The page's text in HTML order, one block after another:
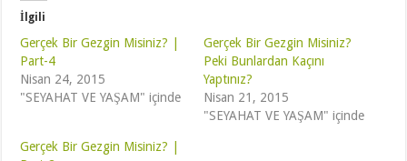
İlgili
Gerçek Bir Gezgin Misiniz? |
Part-4
Nisan 24, 2015
"SEYAHAT VE YAŞAM" içinde
Gerçek Bir Gezgin Misiniz?
Peki Bunlardan Kaçını
Yaptınız?
Nisan 21, 2015
"SEYAHAT VE YAŞAM" içinde
Gerçek Bir Gezgin Misiniz? |